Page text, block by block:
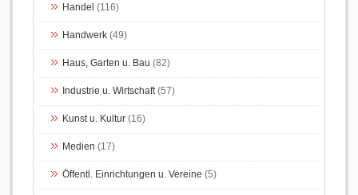
Handel (116)
Handwerk (49)
Haus, Garten u. Bau (82)
Industrie u. Wirtschaft(57)
Kunst u. Kultur (16)
Medien (17)
Öffentl. Einrichtungen u. Vereine (5)